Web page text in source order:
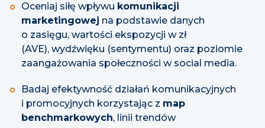
Oceniaj siłę wpływu komunikacji
marketingowej na podstawie danych
o zasięgu, wartości ekspozycji w zł
(AVE), wydźwięku (sentymentu) oraz poziomie
zaangażowania społeczności w social media.
Badaj efektywność działań komunikacyjnych
i promocyjnych korzystając z map
benchmarkowych, linii trendów